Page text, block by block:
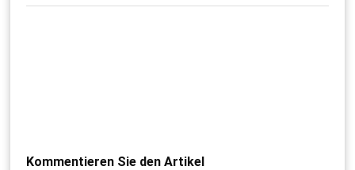
Kommentieren Sie den Artikel